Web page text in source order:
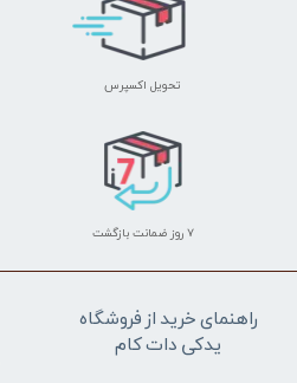
تحویل اکسپرس
۷ روز ضمانت بازگشت
راهنمای خرید از فروشگاه
یدکی دات کام